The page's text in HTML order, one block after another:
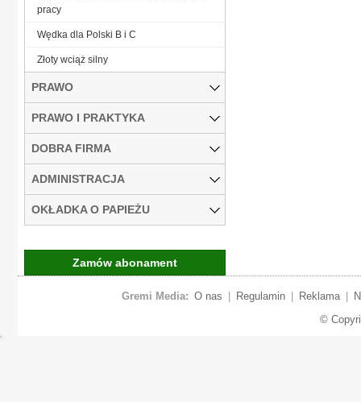
pracy
Wędka dla Polski B i C
Złoty wciąż silny
PRAWO
PRAWO I PRAKTYKA
DOBRA FIRMA
ADMINISTRACJA
OKŁADKA O PAPIEŻU
Zamów abonament
Gremi Media: O nas Regulamin Reklama
©